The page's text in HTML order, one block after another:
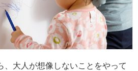
、大人が想像しないことをやって